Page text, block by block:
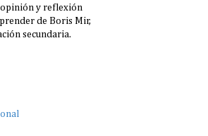
y reflexión
de Boris Mir,
secundaria.